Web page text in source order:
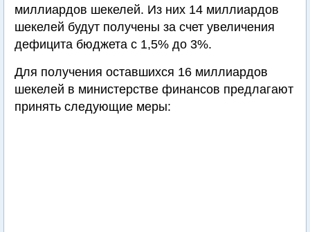
миллиардов шекелей. Из них 14 миллиардов
шекелей будут получены за счет увеличения
дефицита бюджета с 1,5% до 3%.
Для получения оставшихся 16 миллиардов
шекелей в министерстве финансов предлагают
принять следующие меры: